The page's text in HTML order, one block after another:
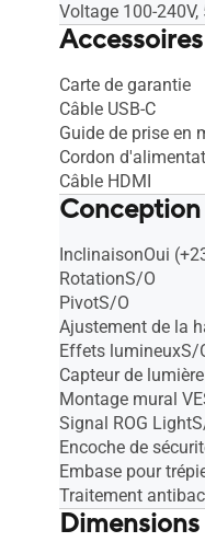
Voltage 100-
Carte de garantie
Câble USB-C
Guide de prise en
Cordon
Câble HDMI
Conception
InclinaisonOui
RotationS/O
PivotS/O
Ajustement de la
Effets lumineuxS/
Capteur de
Montage mural
Signal ROG
Encoche de
Embase pour
Traitement
Dimensions